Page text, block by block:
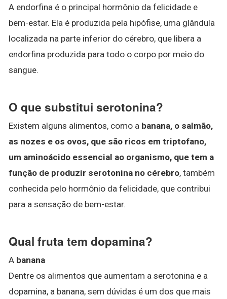
A endorfina é o principal hormônio da felicidade e
bem-estar. Ela é produzida pela hipófise, uma glândula
localizada na parte inferior do cérebro, que libera a
endorfina produzida para todo o corpo por meio do
sangue.
O que substitui serotonina?
Existem alguns alimentos, como a banana, o salmão,
as nozes e os ovos, que são ricos em triptofano,
um aminoácido essencial ao organismo, que tem a
função de produzir serotonina no cérebro, também
conhecida pelo hormônio da felicidade, que contribui
para a sensação de bem-estar.
Qual fruta tem dopamina?
A banana
Dentre os alimentos que aumentam a serotonina e a
dopamina, a banana, sem dúvidas é um dos que mais